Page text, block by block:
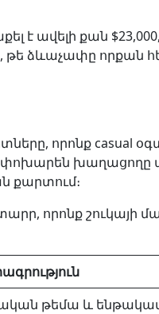
է ավելի քան
թե ձևաչափը որքան
որոնք casual
փոխարեն
քարտում։
որոնք շուկայի
թեմա և